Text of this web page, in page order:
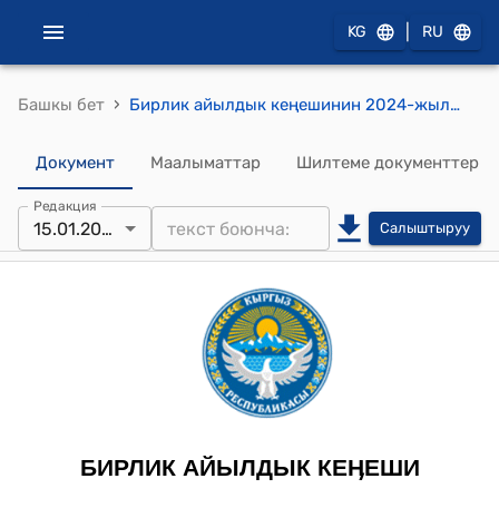
KG RU
Башкы бет › Бирлик айылдык кеңешинин 2024-жылдын 15-январындагы №110 "Бирлик айыл аймагындагы “Гороту” каналын жана “Гороту” каналы жана ошол канал аркылуу айылдарга кеткен ички каналдары жана арыктарды реаблитациядан өткөрүүгө даярдоо жөнүндө" токтому.
Документ Маалыматтар Шилтеме документтер
Редакция
15.01.2024 Салыштыруу